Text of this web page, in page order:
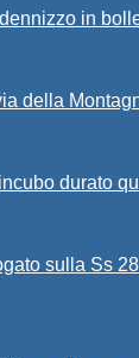
in
della
durato
sulla Ss